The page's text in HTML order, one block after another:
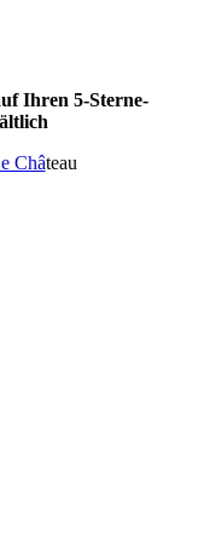
Ihren 5-Sterne-
Château